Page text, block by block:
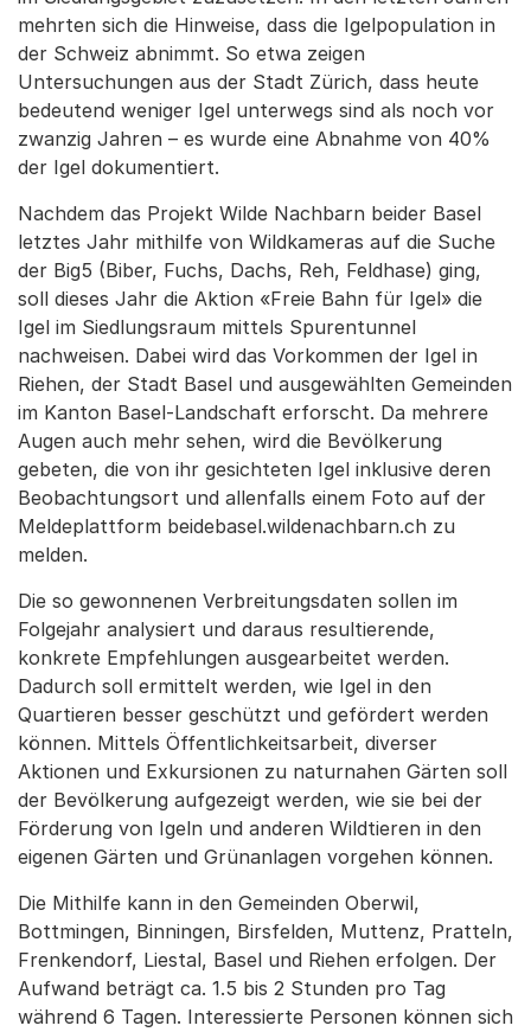
mehrten sich die Hinweise, dass die Igelpopulation in
der Schweiz abnimmt. So etwa zeigen
Untersuchungen aus der Stadt Zürich, dass heute
bedeutend weniger Igel unterwegs sind als noch vor
zwanzig Jahren – es wurde eine Abnahme von 40%
der Igel dokumentiert.
Nachdem das Projekt Wilde Nachbarn beider Basel
letztes Jahr mithilfe von Wildkameras auf die Suche
der Big5 (Biber, Fuchs, Dachs, Reh, Feldhase) ging,
soll dieses Jahr die Aktion «Freie Bahn für Igel» die
Igel im Siedlungsraum mittels Spurentunnel
nachweisen. Dabei wird das Vorkommen der Igel in
Riehen, der Stadt Basel und ausgewählten Gemeinden
im Kanton Basel-Landschaft erforscht. Da mehrere
Augen auch mehr sehen, wird die Bevölkerung
gebeten, die von ihr gesichteten Igel inklusive deren
Beobachtungsort und allenfalls einem Foto auf der
Meldeplattform beidebasel.wildenachbarn.ch zu
melden.
Die so gewonnenen Verbreitungsdaten sollen im
Folgejahr analysiert und daraus resultierende,
konkrete Empfehlungen ausgearbeitet werden.
Dadurch soll ermittelt werden, wie Igel in den
Quartieren besser geschützt und gefördert werden
können. Mittels Öffentlichkeitsarbeit, diverser
Aktionen und Exkursionen zu naturnahen Gärten soll
der Bevölkerung aufgezeigt werden, wie sie bei der
Förderung von Igeln und anderen Wildtieren in den
eigenen Gärten und Grünanlagen vorgehen können.
Die Mithilfe kann in den Gemeinden Oberwil,
Bottmingen, Binningen, Birsfelden, Muttenz, Pratteln,
Frenkendorf, Liestal, Basel und Riehen erfolgen. Der
Aufwand beträgt ca. 1.5 bis 2 Stunden pro Tag
während 6 Tagen. Interessierte Personen können sich